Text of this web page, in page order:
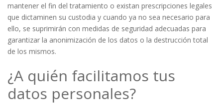
mantener el fin del tratamiento o existan prescripciones legales
que dictaminen su custodia y cuando ya no sea necesario para
ello, se suprimirán con medidas de seguridad adecuadas para
garantizar la anonimización de los datos o la destrucción total
de los mismos.
¿A quién facilitamos tus
datos personales?